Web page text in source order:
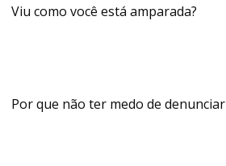
Viu como você está amparada?
Por que não ter medo de denunciar